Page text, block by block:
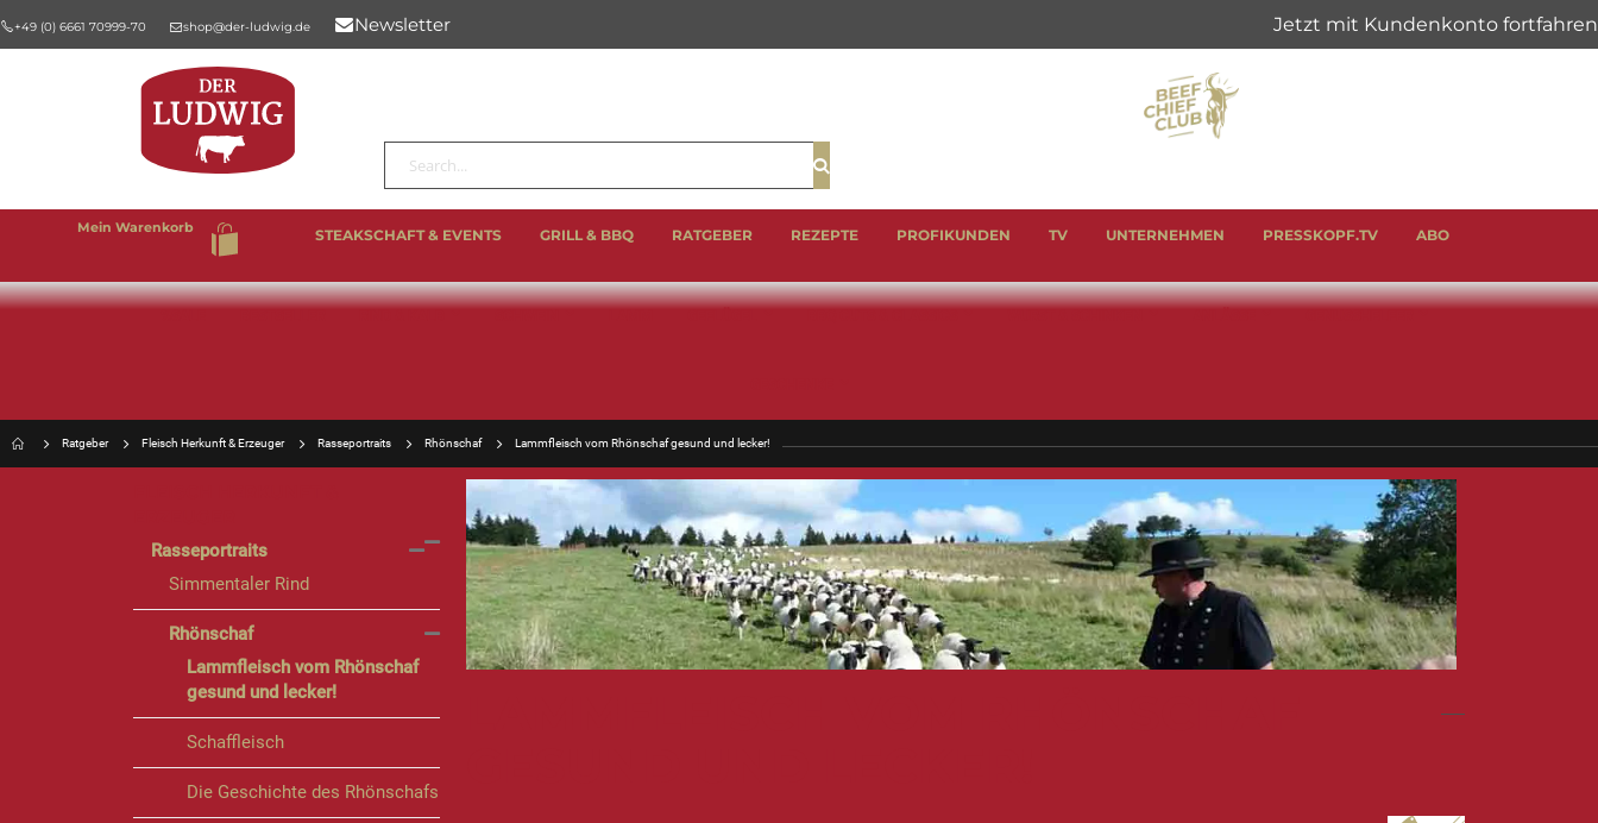
+49 (0) 6661 70999-70 shop@der-ludwig.de Newsletter
Mein Warenkorb
Suche
Suche
STEAKSCHAFT & EVENTS GRILL & BBQ RATGEBER REZEPTE PROFIKUNDEN TV UNTERNEHMEN PRESSKOPF.TV ABO
Ratgeber Fleisch Herkunft & Erzeuger Rasseportraits Rhönschaf Lammfleisch vom Rhönschaf gesund und lecker!
Rasseportraits
Simmentaler Rind
Rhönschaf
Lammfleisch vom Rhönschaf
gesund und lecker!
Schaffleisch
Die Geschichte des Rhönschafs